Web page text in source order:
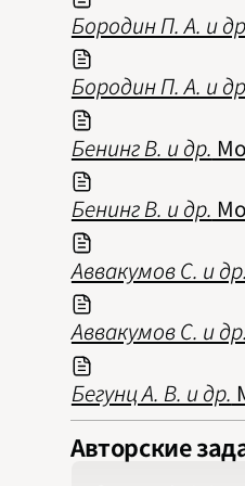
Бородин П. А. и
Бородин П. А. и
Бенинг В. и др.
Бенинг В. и др.
Аввакумов С. и др.
Аввакумов С. и др.
Бегунц А. В. и др.
Авторские